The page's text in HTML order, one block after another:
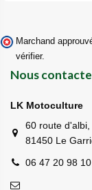
Marchand
vérifier.
Nous
LK Motoculture
60 route d'albi,
81450 Le
06 47 20 98 10